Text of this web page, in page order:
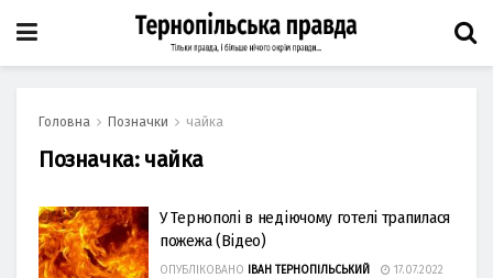
Головна Позначки чайка
Позначка: чайка
У Тернополі в недіючому готелі трапилася
пожежа (Відео)
ОПУБЛІКОВАНО ІВАН ТЕРНОПІЛЬСЬКИЙ 17.07.2022